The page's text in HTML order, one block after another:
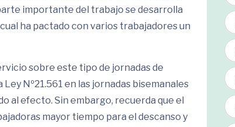
importante del trabajo se desarrolla
ha pactado con varios trabajadores un
sobre este tipo de jornadas de
Nº21.561 en las jornadas bisemanales
al efecto. Sin embargo, recuerda que el
mayor tiempo para el descanso y